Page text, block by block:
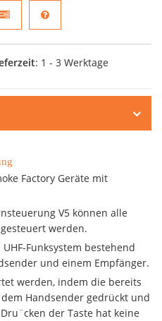
: 1 - 3 Werktage
Factory Geräte mit
V5 können alle
werden.
Funksystem bestehend
und einem Empfänger.
werden, indem die bereits
Handsender gedrückt und
der Taste hat keine